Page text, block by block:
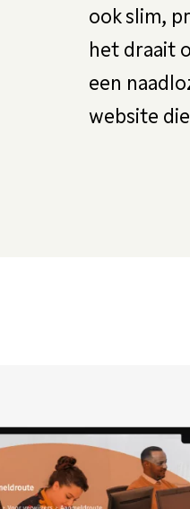
ook slim,
het draait
een
website